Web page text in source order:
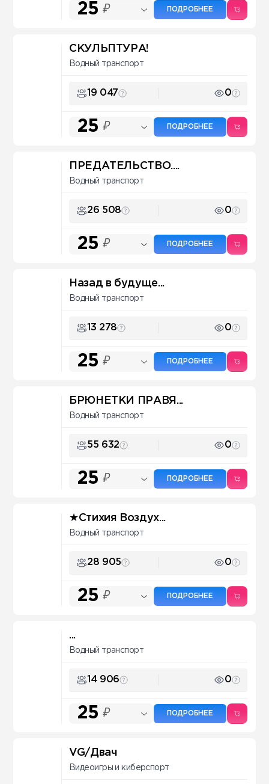
25 ₽ ПОДРОБНЕЕ
СКУЛЬПТУРА!
Водный транспорт
19 047 0
25 ₽ ПОДРОБНЕЕ
ПРЕДАТЕЛЬСТВО....
Водный транспорт
26 508 0
25 ₽ ПОДРОБНЕЕ
Назад в будуще...
Водный транспорт
13 278 0
25 ₽ ПОДРОБНЕЕ
БРЮНЕТКИ ПРАВЯ...
Водный транспорт
55 632 0
25 ₽ ПОДРОБНЕЕ
★Стихия Воздух...
Водный транспорт
28 905 0
25 ₽ ПОДРОБНЕЕ
...
Водный транспорт
14 906 0
25 ₽ ПОДРОБНЕЕ
VG/Двач
Видеоигры и киберспорт